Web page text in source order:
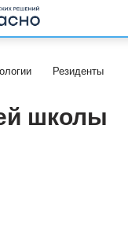
Резиденты
школы